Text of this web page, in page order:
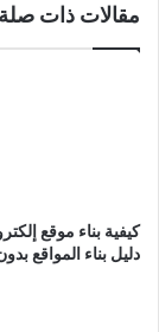
مقالات ذات صلة
كيفية بناء موقع
دليل بناء المواقع